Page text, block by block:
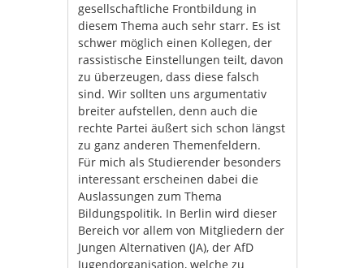
gesellschaftliche Frontbildung in
diesem Thema auch sehr starr. Es ist
schwer möglich einen Kollegen, der
rassistische Einstellungen teilt, davon
zu überzeugen, dass diese falsch
sind. Wir sollten uns argumentativ
breiter aufstellen, denn auch die
rechte Partei äußert sich schon längst
zu ganz anderen Themenfeldern.
Für mich als Studierender besonders
interessant erscheinen dabei die
Auslassungen zum Thema
Bildungspolitik. In Berlin wird dieser
Bereich vor allem von Mitgliedern der
Jungen Alternativen (JA), der AfD
Jugendorganisation, welche zu